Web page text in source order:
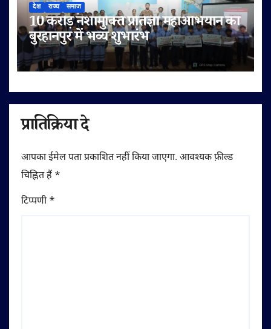
देश राज्य समाज
10 करोड़ नशामुक्ति प्रतिज्ञा महाअभियान का
बुरहानपुर में भव्य शुभारंभ
प्रातिक्रिया दे
आपका ईमेल पता प्रकाशित नहीं किया जाएगा. आवश्यक फ़ील्ड
चिह्नित हैं *
टिप्पणी*